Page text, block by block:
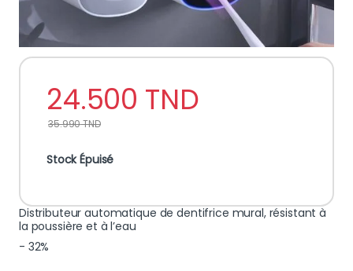
Distributeur automatique de dentifrice mural, résistant à
la poussière et à l’eau
- 32%
24.500 TND
35.990TND
Stock Épuisé